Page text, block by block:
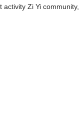
activity Zi Yi